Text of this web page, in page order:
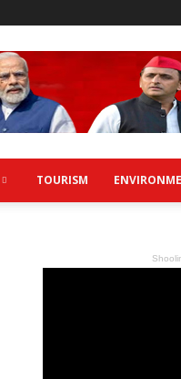
TOURISM